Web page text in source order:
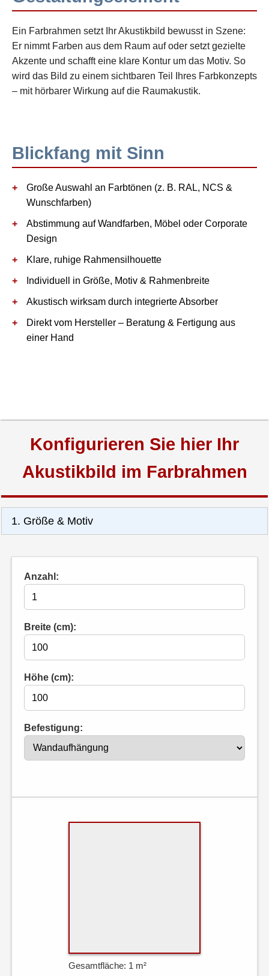
Ein Farbrahmen setzt Ihr Akustikbild bewusst in Szene:
Er nimmt Farben aus dem Raum auf oder setzt gezielte
Akzente und schafft eine klare Kontur um das Motiv. So
wird das Bild zu einem sichtbaren Teil Ihres Farbkonzepts
– mit hörbarer Wirkung auf die Raumakustik.
Blickfang mit Sinn
Große Auswahl an Farbtönen (z. B. RAL, NCS &
Wunschfarben)
Abstimmung auf Wandfarben, Möbel oder Corporate
Design
Klare, ruhige Rahmensilhouette
Individuell in Größe, Motiv & Rahmenbreite
Akustisch wirksam durch integrierte Absorber
Direkt vom Hersteller – Beratung & Fertigung aus
einer Hand
Konfigurieren Sie hier​ Ihr
Akustikbild im Farbrahmen
1. Größe & Motiv
Gesamtfläche: 1 m²
Anzahl:
Breite (cm):
Höhe (cm):
Befestigung: